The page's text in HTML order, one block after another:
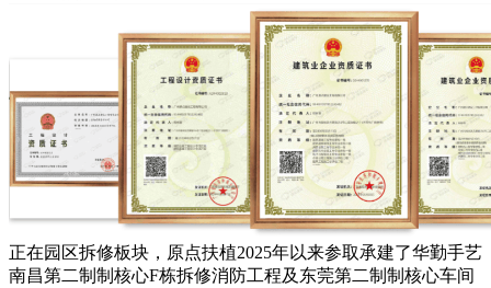
正在园区拆修板块，原点扶植2025年以来参取承建了华勤手艺
南昌第二制制核心F栋拆修消防工程及东莞第二制制核心车间